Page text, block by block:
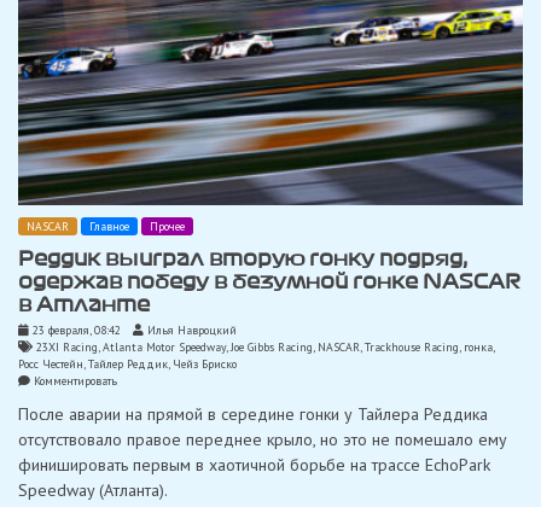
NASCAR Главное Прочее
Реддик выиграл вторую гонку подряд,
одержав победу в безумной гонке NASCAR
в Атланте
23 февраля, 08:42
Илья Навроцкий
23XI Racing,Atlanta Motor Speedway,Joe Gibbs Racing, NASCAR,Trackhouse Racing, гонка
Росс Честейн,Тайлер Реддик, Чейз Бриско
Комментироватьon
выиграл
гонку
подряд,
одержав
победу
После аварии на прямой в середине гонки у Тайлера Реддика
отсутствовало правое переднее крыло, но это не помешало ему
финишировать первым в хаотичной борьбе на трассе EchoPark
Speedway (Атланта).